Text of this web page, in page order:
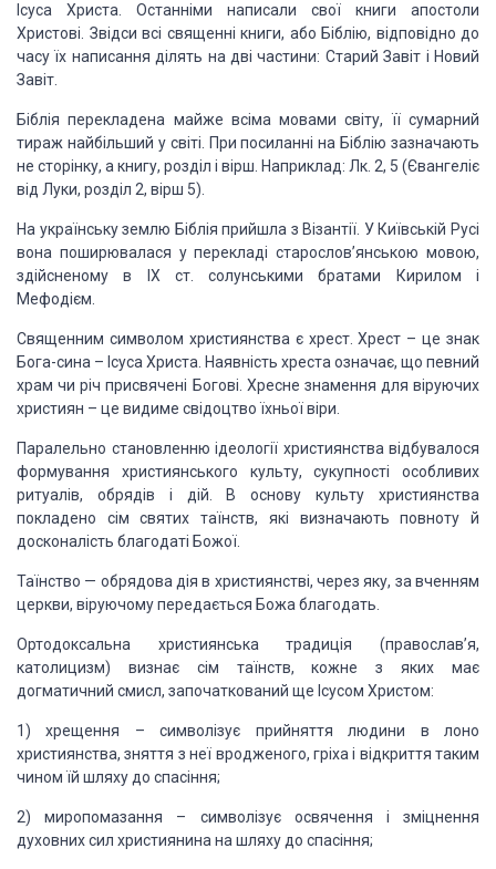
Ісуса Христа. Останніми написали свої книги апостоли
Христові. Звідси всі священні книги, або Біблію, відповідно до
часу їх написання ділять на дві частини: Старий Завіт і Новий
Завіт.
Біблія перекладена майже всіма мовами світу, її сумарний
тираж найбільший у світі. При посиланні на Біблію зазначають
не сторінку, а книгу, розділ і вірш. Наприклад: Лк. 2, 5 (Євангеліє
від Луки, розділ 2, вірш 5).
На українську землю Біблія прийшла з Візантії. УКиївській Русі
вона поширювалася у перекладі старослов’янською мовою,
здійсненому в IX ст. солунськими братами Кирилом і
Мефодієм.
Священним символом християнства є хрест.Хрест – це знак
Бога-сина – Ісуса Христа. Наявність хреста означає, що певний
храм чи річ присвячені Богові. Хресне знамення для віруючих
християн – це видиме свідоцтво їхньої віри.
Паралельно становленню ідеології християнства відбувалося
формування християнського культу, сукупності особливих
ритуалів, обрядів і дій. В основу культу християнства
покладено сім святих таїнств, які визначають повноту й
досконалість благодаті Божої.
Таїнство — обрядова дія в християнстві, через яку, за вченням
церкви, віруючому передається Божа благодать.
Ортодоксальна християнська традиція (православ’я,
католицизм) визнає сім таїнств, кожне з яких має
догматичний смисл, започаткований ще Ісусом Христом:
1) хрещення – символізує прийняття людини в лоно
християнства, зняття з неї вродженого, гріха і відкриття таким
чином їй шляху до спасіння;
2) миропомазання – символізує освячення і зміцнення
духовних сил християнина на шляху до спасіння;